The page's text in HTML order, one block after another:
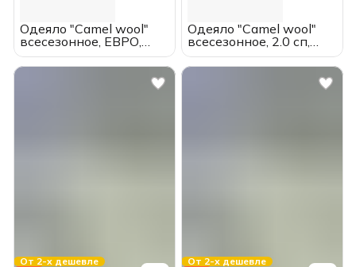
Одеяло "Camel wool"
всесезонное, ЕВРО,
200*220, MOYЁ home
Одеяло "Camel wool"
всесезонное, 2.0 сп,
172*205, MOYЁ home
От 2-х дешевле
От 2-х дешевле